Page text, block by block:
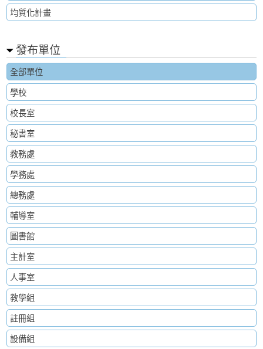
均質化計畫
發布單位
全部單位
學校
校長室
秘書室
教務處
學務處
總務處
輔導室
圖書館
主計室
人事室
教學組
註冊組
設備組